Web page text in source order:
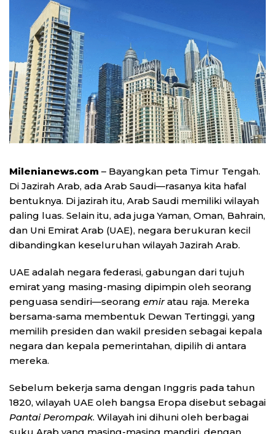
Milenianews.com – Bayangkan peta Timur Tengah.
Di Jazirah Arab, ada Arab Saudi—rasanya kita hafal
bentuknya. Di jazirah itu, Arab Saudi memiliki wilayah
paling luas. Selain itu, ada juga Yaman, Oman, Bahrain,
dan Uni Emirat Arab (UAE), negara berukuran kecil
dibandingkan keseluruhan wilayah Jazirah Arab.
UAE adalah negara federasi, gabungan dari tujuh
emirat yang masing-masing dipimpin oleh seorang
penguasa sendiri—seorang emiratau raja. Mereka
bersama-sama membentuk Dewan Tertinggi, yang
memilih presiden dan wakil presiden sebagai kepala
negara dan kepala pemerintahan, dipilih di antara
mereka.
Sebelum bekerja sama dengan Inggris pada tahun
1820, wilayah UAE oleh bangsa Eropa disebut sebagai
Pantai Perompak. Wilayah ini dihuni oleh berbagai